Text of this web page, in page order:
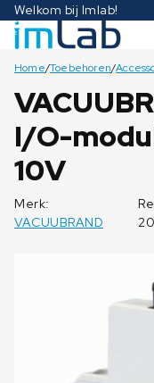
Welkom bij Imlab!
Home/Toebehoren/
I/O-
10V
Merk:
VACUUBRAND